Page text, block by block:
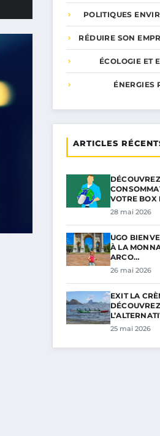
POLITIQUES
RÉDUIRE SON
ÉCOLOGIE ET
ÉNERGIES
ARTICLES
VOTRE BOX
28 mai 2026
UGO
À LA
ARCO…
26 mai 2026
EXIT LA
DÉCOUVREZ
25 mai 2026